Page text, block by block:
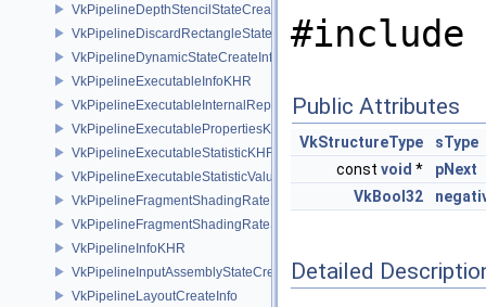
VkPipelineDepthStencilStateCreateInfo
VkPipelineDiscardRectangleStateCreateInfoEXT
VkPipelineDynamicStateCreateInfo
VkPipelineExecutableInfoKHR
VkPipelineExecutableInternalRepresentationKHR
VkPipelineExecutablePropertiesKHR
VkPipelineExecutableStatisticKHR
VkPipelineExecutableStatisticValueKHR
VkPipelineFragmentShadingRateEnumStateCreateInfoNV
VkPipelineFragmentShadingRateStateCreateInfoKHR
VkPipelineInfoKHR
VkPipelineInputAssemblyStateCreateInfo
VkPipelineLayoutCreateInfo
#include
Public Attributes
VkStructureType
sType
const void *
pNext
VkBool32
Detailed